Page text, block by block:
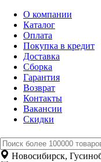
О компании
Каталог
Оплата
Покупка в кредит
Доставка
Сборка
Гарантия
Возврат
Контакты
Вакансии
Скидки
Новосибирск,